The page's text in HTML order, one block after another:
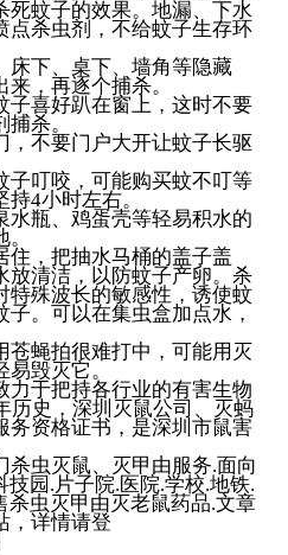
死蚊子的效果。地漏、下水
点杀虫剂，不给蚊子生存环
下、桌下、墙角等隐藏
，再逐个捕杀。
喜好趴在窗上，这时不要
杀。
不要门户大开让蚊子长驱
叮咬，可能购买蚊不叮等
4小时左右。
瓶、鸡蛋壳等轻易积水的
，把抽水马桶的盖子盖
放清洁，以防蚊子产卵。杀
特殊波长的敏感性，诱使蚊
。可以在集虫盒加点水，
蝇拍很难打中，可能用灭
毁灭它。
于把持各行业的有害生物
历史，深圳灭鼠公司、灭蚂
务资格证书，是深圳市鼠害
虫灭鼠、灭甲由服务.面向
园.片子院.医院.学校.地铁.
杀虫灭甲由灭老鼠药品.文章
，详情请登